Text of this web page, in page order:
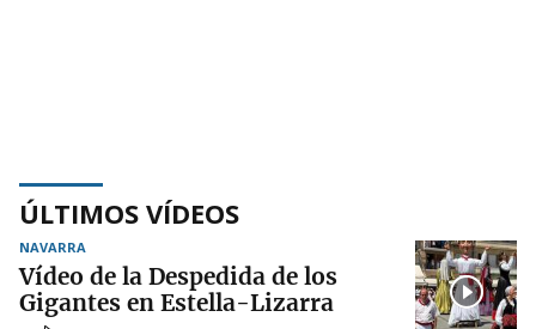
ÚLTIMOS VÍDEOS
NAVARRA
Vídeo de la Despedida de los
Gigantes en Estella-Lizarra